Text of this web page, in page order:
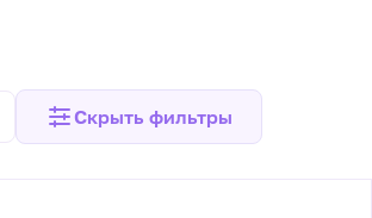
Скрыть фильтры